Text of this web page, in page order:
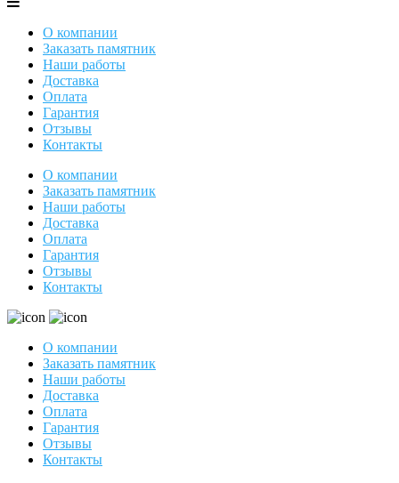
О компании
Заказать памятник
Наши работы
Доставка
Оплата
Гарантия
Отзывы
Контакты
О компании
Заказать памятник
Наши работы
Доставка
Оплата
Гарантия
Отзывы
Контакты
О компании
Заказать памятник
Наши работы
Доставка
Оплата
Гарантия
Отзывы
Контакты